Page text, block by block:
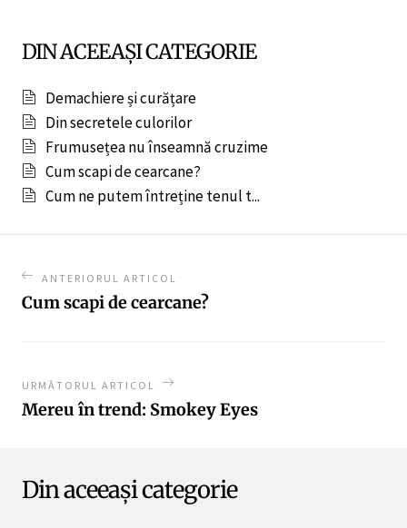
DIN ACEEAȘI CATEGORIE
Demachiere și curățare
Din secretele culorilor
Frumusețea nu înseamnă cruzime
Cum scapi de cearcane?
Cum ne putem întreține tenul t...
Cum scapi de cearcane?
URMĂTORUL ARTICOL
Mereu în trend: Smokey Eyes
Din aceeași categorie